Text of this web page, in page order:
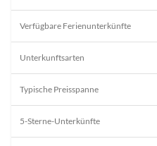
Verfügbare Ferienunterkünfte
Unterkunftsarten
Typische Preisspanne
5-Sterne-Unterkünfte